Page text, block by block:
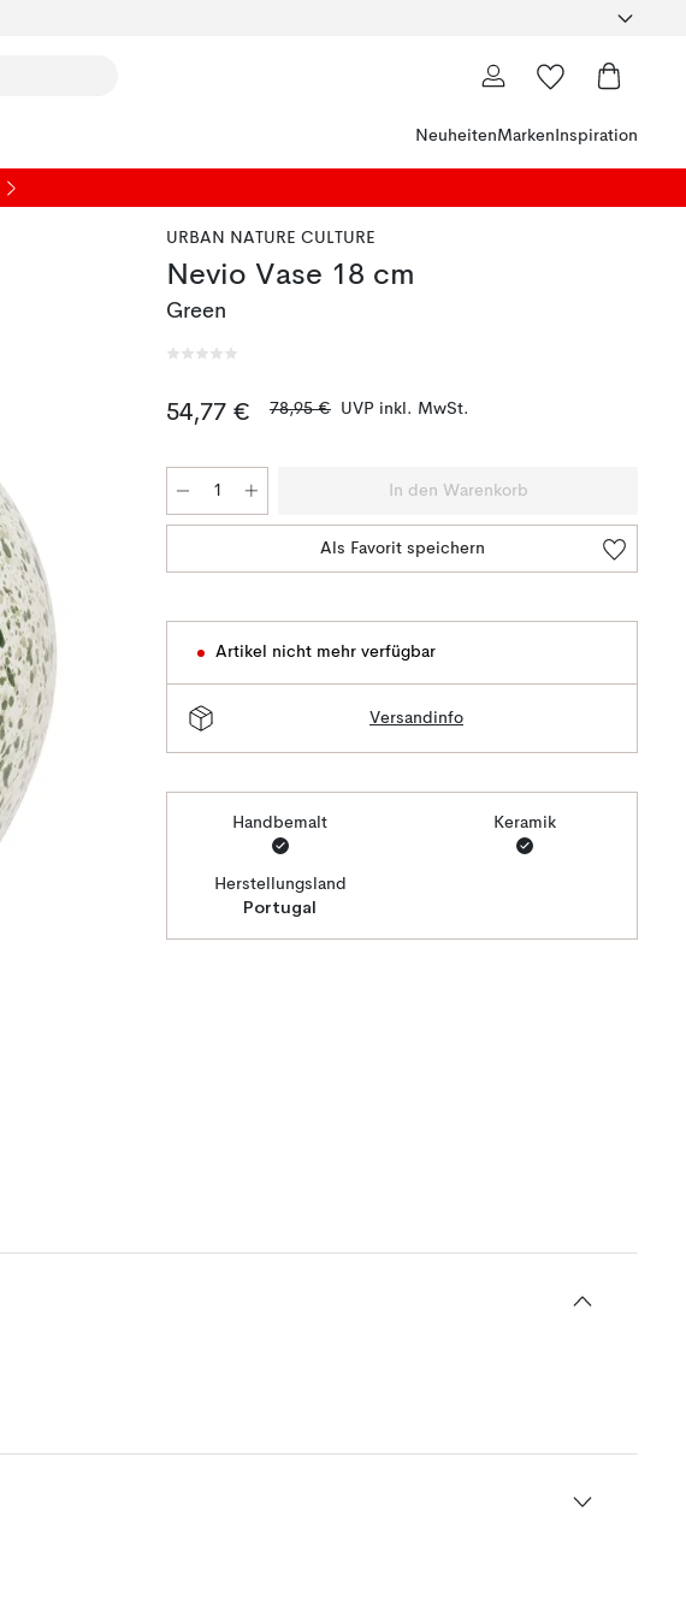
NeuheitenMarken Inspiration
URBAN NATURE CULTURE
Nevio Vase 18 cm
Green
54,77 € 78,95 € UVP inkl. MwSt.
In den Warenkorb
Als Favorit speichern
Artikel nicht mehr verfügbar
Versandinfo
Handbemalt Keramik
Herstellungsland
Portugal